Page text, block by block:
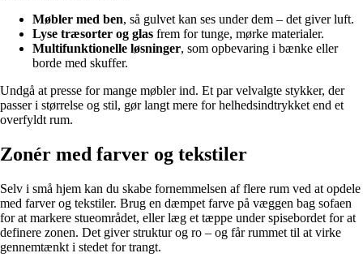
Møbler med ben, så gulvet kan ses under dem – det giver luft.
Lyse træsorter og glas frem for tunge, mørke materialer.
Multifunktionelle løsninger, som opbevaring i bænke eller
borde med skuffer.
Undgå at presse for mange møbler ind. Et par velvalgte stykker, der
passer i størrelse og stil, gør langt mere for helhedsindtrykket end et
overfyldt rum.
Zonér med farver og tekstiler
Selv i små hjem kan du skabe fornemmelsen af flere rum ved at opdele
med farver og tekstiler. Brug en dæmpet farve på væggen bag sofaen
for at markere stueområdet, eller læg et tæppe under spisebordet for at
definere zonen. Det giver struktur og ro – og får rummet til at virke
gennemtænkt i stedet for trangt.